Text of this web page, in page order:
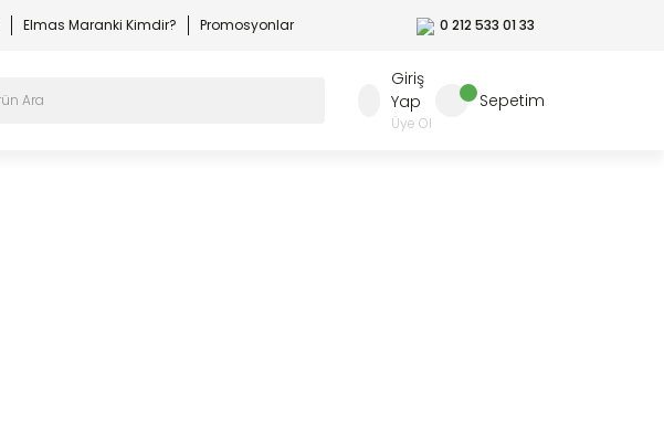
Elmas Maranki Kimdir? Promosyonlar 0 212 533 01 33
Giriş
Yap
Üye Ol
Sepetim